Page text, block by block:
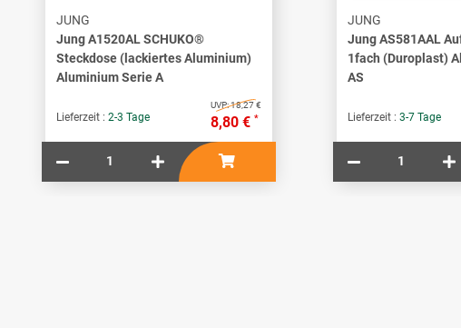
JUNG
Jung A1520AL SCHUKO®
Steckdose (lackiertes Aluminium)
Aluminium Serie A
Lieferzeit : 2-3 Tage
UVP:18,27 €
8,80 € *
JUNG
Jung AS581AAL
1fach (Duroplast)
AS
Lieferzeit : 3-7 Tage